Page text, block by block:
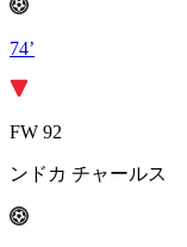
74’
FW 92
ンドカ チャールス